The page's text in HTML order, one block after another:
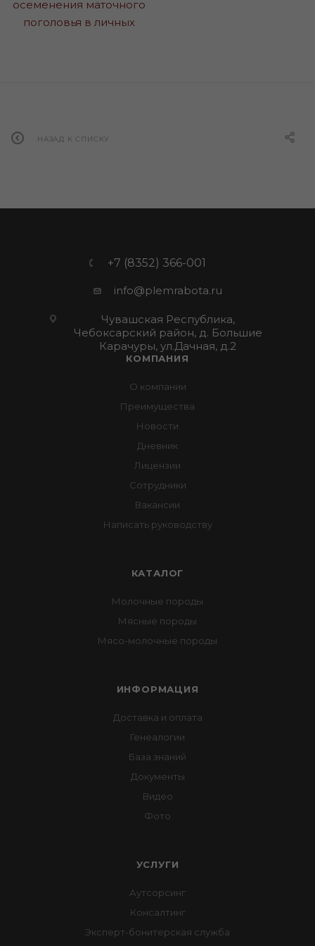
НАЗАД К СПИСКУ
+7 (8352) 366-001
info@plemrabota.ru
Чувашская Республика,
Чебоксарский район, д. Большие
Карачуры, ул.Дачная, д.2
КОМПАНИЯ
О компании
Преимущества
Новости
Дневник
Лицензии
Сотрудники
Вакансии
Написать руководству
КАТАЛОГ
Молочные породы
Мясные породы
Мясо-молочные породы
ИНФОРМАЦИЯ
Доставка и оплата
Генеалогии
База знаний
Документы
Видео
Фото
УСЛУГИ
Аутсорсинг
Консалтинг
Эксперт-бонитерская служба